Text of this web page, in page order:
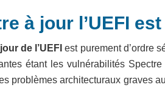
à jour l’UEFI
de l’UEFI est purement d’ordre
étant les vulnérabilités
problèmes architecturaux graves